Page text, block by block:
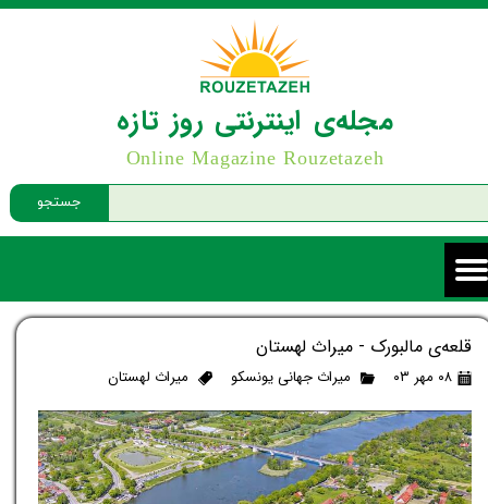
جستجو
مجله‌ی اینترنتی روز تازه
Online Magazine Rouzetazeh
قلعه‌ی مالبورک - میراث لهستان
۰۸ مهر ۰۳ میراث جهانی یونسکو میراث لهستان